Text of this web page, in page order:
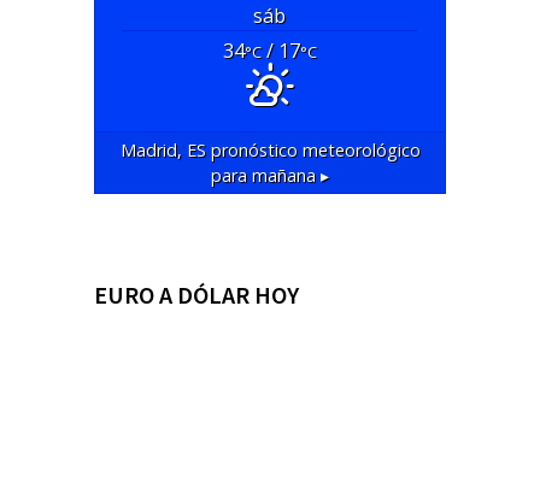
sáb
34°C/ 17°C
Madrid, ESpronóstico meteorológico
para mañana ▸
EURO A DÓLAR HOY